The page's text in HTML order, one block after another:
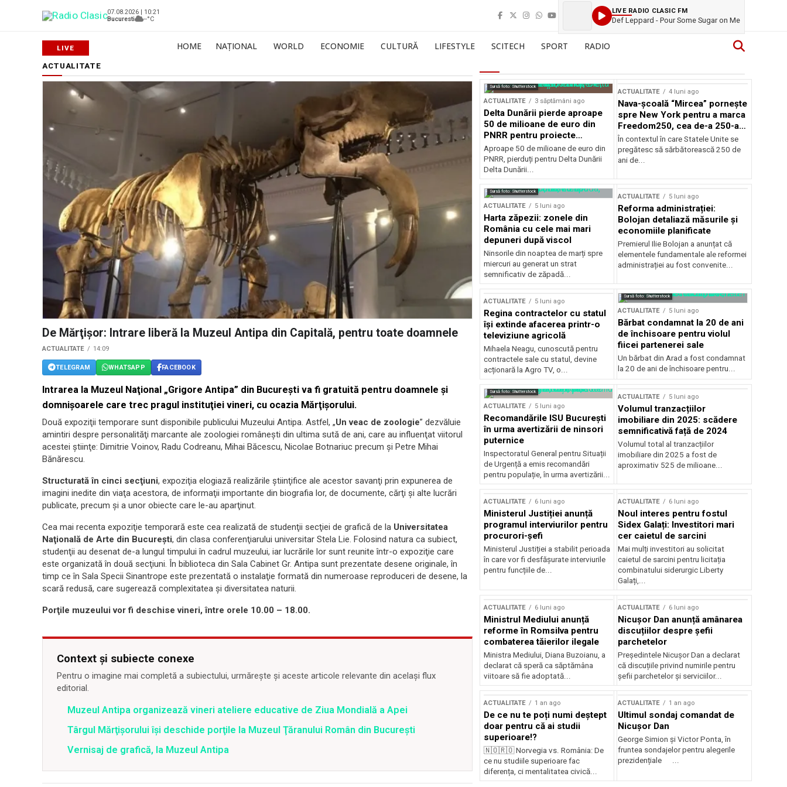
07.08.2026 | 10:21
Bucuresti
--°C
LIVE RADIO CLASIC FM
Def Leppard - Pour Some Sugar on Me
HOME NAȚIONAL WORLD ECONOMIE CULTURĂ LIFESTYLE SCITECH SPORT RADIO
ACTUALITATE
De Mărţişor: Intrare liberă la Muzeul Antipa din Capitală, pentru toate doamnele
ACTUALITATE 14:09
TELEGRAM WHATSAPP FACEBOOK
Intrarea la Muzeul Naţional „Grigore Antipa” din Bucureşti va fi gratuită pentru doamnele şi
domnişoarele care trec pragul instituţiei vineri, cu ocazia Mărţişorului.
Două expoziţii temporare sunt disponibile publicului Muzeului Antipa. Astfel, „Un veac de zoologie” dezvăluie
amintiri despre personalităţi marcante ale zoologiei româneşti din ultima sută de ani, care au influenţat viitorul
acestei ştiinţe: Dimitrie Voinov, Radu Codreanu, Mihai Băcescu, Nicolae Botnariuc precum şi Petre Mihai
Bănărescu.
Structurată în cinci secţiuni, expoziţia elogiază realizările ştiinţifice ale acestor savanţi prin expunerea de
imagini inedite din viaţa acestora, de informaţii importante din biografia lor, de documente, cărţi şi alte lucrări
publicate, precum şi a unor obiecte care le-au aparţinut.
Cea mai recenta expoziţie temporară este cea realizată de studenţii secţiei de grafică de la Universitatea
Naţională de Arte din Bucureşti, din clasa conferenţiarului universitar Stela Lie. Folosind natura ca subiect,
studenţii au desenat de-a lungul timpului în cadrul muzeului, iar lucrările lor sunt reunite într-o expoziţie care
este organizată în două secţiuni. În biblioteca din Sala Cabinet Gr. Antipa sunt prezentate desene originale, în
timp ce în Sala Specii Sinantrope este prezentată o instalaţie formată din numeroase reproduceri de desene, la
scară redusă, care sugerează complexitatea şi diversitatea naturii.
Porţile muzeului vor fi deschise vineri, între orele 10.00 – 18.00.
Context și subiecte conexe
Pentru o imagine mai completă a subiectului, urmărește și aceste articole relevante din același flux
editorial.
Muzeul Antipa organizează vineri ateliere educative de Ziua Mondială a Apei
Târgul Mărţişorului îşi deschide porţile la Muzeul Ţăranului Român din Bucureşti
Vernisaj de grafică, la Muzeul Antipa
Sursă foto: Shutterstock
ACTUALITATE 3 săptămâni ago
Delta Dunării pierde aproape
50 de milioane de euro din
PNRR pentru proiecte
esențiale
Aproape 50 de milioane de euro din
PNRR, pierduți pentru Delta Dunării
Delta Dunării...
ACTUALITATE 4 luni ago
Nava-școală “Mircea” pornește
spre New York pentru a marca
Freedom250, cea de-a 250-a
aniversare a Statelor Unite
În contextul în care Statele Unite se
pregătesc să sărbătorească 250 de
ani de...
Sursă foto: Shutterstock
ACTUALITATE 5 luni ago
Harta zăpezii: zonele din
România cu cele mai mari
depuneri după viscol
Ninsorile din noaptea de marți spre
miercuri au generat un strat
semnificativ de zăpadă...
ACTUALITATE 5 luni ago
Reforma administrației:
Bolojan detaliază măsurile și
economiile planificate
Premierul Ilie Bolojan a anunțat că
elementele fundamentale ale reformei
administrației au fost convenite...
ACTUALITATE 5 luni ago
Regina contractelor cu statul
își extinde afacerea printr-o
televiziune agricolă
Mihaela Neagu, cunoscută pentru
contractele sale cu statul, devine
acționară la Agro TV, o...
Sursă foto: Shutterstock
ACTUALITATE 5 luni ago
Bărbat condamnat la 20 de ani
de închisoare pentru violul
fiicei partenerei sale
Un bărbat din Arad a fost condamnat
la 20 de ani de închisoare pentru...
Sursă foto: Shutterstock
ACTUALITATE 5 luni ago
Recomandările ISU București
în urma avertizării de ninsori
puternice
Inspectoratul General pentru Situații
de Urgență a emis recomandări
pentru populație, în urma avertizării...
ACTUALITATE 5 luni ago
Volumul tranzacțiilor
imobiliare din 2025: scădere
semnificativă față de 2024
Volumul total al tranzacțiilor
imobiliare din 2025 a fost de
aproximativ 525 de milioane...
ACTUALITATE 6 luni ago
Ministerul Justiției anunță
programul interviurilor pentru
procurori-șefi
Ministerul Justiției a stabilit perioada
în care vor fi desfășurate interviurile
pentru funcțiile de...
ACTUALITATE 6 luni ago
Noul interes pentru fostul
Sidex Galați: Investitori mari
cer caietul de sarcini
Mai mulți investitori au solicitat
caietul de sarcini pentru licitația
combinatului siderurgic Liberty
Galați,...
ACTUALITATE 6 luni ago
Ministrul Mediului anunță
reforme în Romsilva pentru
combaterea tăierilor ilegale
Ministra Mediului, Diana Buzoianu, a
declarat că speră ca săptămâna
viitoare să fie adoptată...
ACTUALITATE 6 luni ago
Nicușor Dan anunță amânarea
discuțiilor despre șefii
parchetelor
Președintele Nicușor Dan a declarat
că discuțiile privind numirile pentru
șefii parchetelor și serviciilor...
ACTUALITATE 1 an ago
De ce nu te poți numi deștept
doar pentru că ai studii
superioare!?
🇳🇴🇷🇴 Norvegia vs. România: De
ce nu studiile superioare fac
diferența, ci mentalitatea civică...
ACTUALITATE 1 an ago
Ultimul sondaj comandat de
Nicușor Dan
George Simion și Victor Ponta, în
fruntea sondajelor pentru alegerile
prezidențiale ...